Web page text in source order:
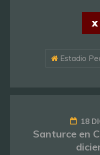
x
Estadio
18
Santurce en